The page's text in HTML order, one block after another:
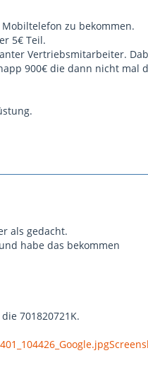
zu bekommen.
5€ Teil.
Vertriebsmitarbeiter.
900€ die dann nicht mal
als gedacht.
habe das bekommen
701820721K.